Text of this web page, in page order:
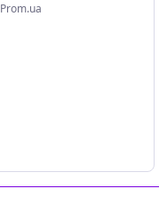
з
Його розмір
вмісту від